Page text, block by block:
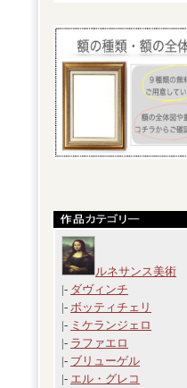
ルネサンス美術
|- ダヴィンチ
|- ボッティチェリ
|- ミケランジェロ
|- ラファエロ
|- ブリューゲル
|- エル・グレコ